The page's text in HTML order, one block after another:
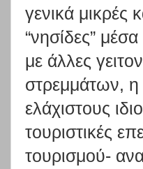
γενικά μικρές
“νησίδες”
με άλλες
στρεμμάτων, η
ελάχιστους
τουριστικές
τουρισμού-